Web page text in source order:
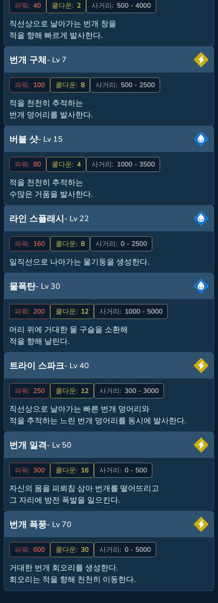
파워: 40 쿨다운: 2 사거리: 500 - 4000
직선상으로 날아가는 번개 창을
적을 향해 빠르게 발사한다.
번개 구체- Lv 7
파워: 100 쿨다운: 8 사거리: 500 - 2500
적을 천천히 추적하는
번개 덩어리를 발사한다.
버블 샷- Lv 15
파워: 80 쿨다운: 4 사거리: 1000 - 3500
적을 천천히 추적하는
수많은 거품을 발사한다.
라인 스플래시- Lv 22
파워: 160 쿨다운: 8 사거리: 0 - 2500
일직선으로 나아가는 물기둥을 생성한다.
물폭탄- Lv 30
파워: 200 쿨다운: 12 사거리: 1000 - 5000
머리 위에 거대한 물 구슬을 소환해
적을 향해 날린다.
트라이 스파크- Lv 40
파워: 250 쿨다운: 12 사거리: 300 - 3000
직선상으로 날아가는 빠른 번개 덩어리와
적을 추적하는 느린 번개 덩어리를 동시에 발사한다.
번개 일격- Lv 50
파워: 300 쿨다운: 16 사거리: 0 - 500
자신의 몸을 피뢰침 삼아 번개를 떨어뜨리고
그 자리에 방전 폭발을 일으킨다.
번개 폭풍- Lv 70
파워: 600 쿨다운: 30 사거리: 0 - 5000
거대한 번개 회오리를 생성한다.
회오리는 적을 향해 천천히 이동한다.